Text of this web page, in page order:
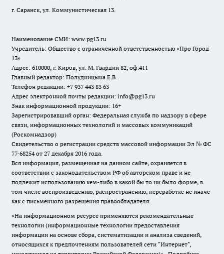
г. Саранск, ул. Коммунистическая 13.
Наименование СМИ: www.pg13.ru
Учредитель: Общество с ограниченной ответственностью «Про Город
13»
Адрес: 610000, г. Киров, ул. М. Гвардии 82, оф.411
Главный редактор: Полудницына Е.В.
Телефон редакции: +7 937 443 83 63
Адрес электронной почты редакции: info@pg13.ru
Знак информационной продукции: 16+
Зарегистрировавший орган: Федеральная служба по надзору в сфере
связи, информационных технологий и массовых коммуникаций
(Роскомнадзор)
Свидетельство о регистрации средств массовой информации Эл № ФС
77-68254 от 27 декабря 2016 года.
Вся информация, размещенная на данном сайте, охраняется в
соответствии с законодательством РФ об авторском праве и не
подлежит использованию кем-либо в какой бы то ни было форме, в
том числе воспроизведению, распространению, переработке не иначе
как с письменного разрешения правообладателя.
«На информационном ресурсе применяются рекомендательные
технологии (информационные технологии предоставления
информации на основе сбора, систематизации и анализа сведений,
относящихся к предпочтениям пользователей сети "Интернет",